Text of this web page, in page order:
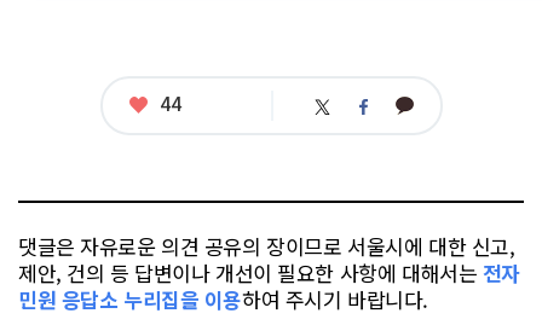
좋
44 트 페 카
댓글은 자유로운 의견 공유의 장이므로 서울시에 대한 신고,
제안, 건의 등 답변이나 개선이 필요한 사항에 대해서는 전자
민원 응답소 누리집을 이용하여 주시기 바랍니다.